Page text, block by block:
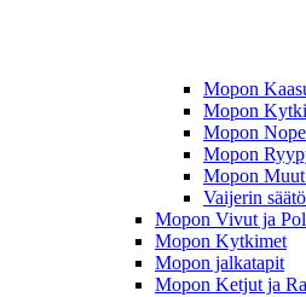
Mopon
Mopon
Mopon
Mopon
Mopon
Vaijerin
Mopon Vivut ja
Mopon Kytkimet
Mopon jalkatapit
Mopon Ketjut ja